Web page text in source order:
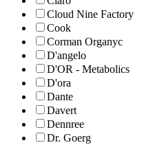
Cloud Nine Factory
Cook
Corman Organyc
D'angelo
D'OR - Metabolics
D'ora
Dante
Davert
Dennree
Dr. Goerg